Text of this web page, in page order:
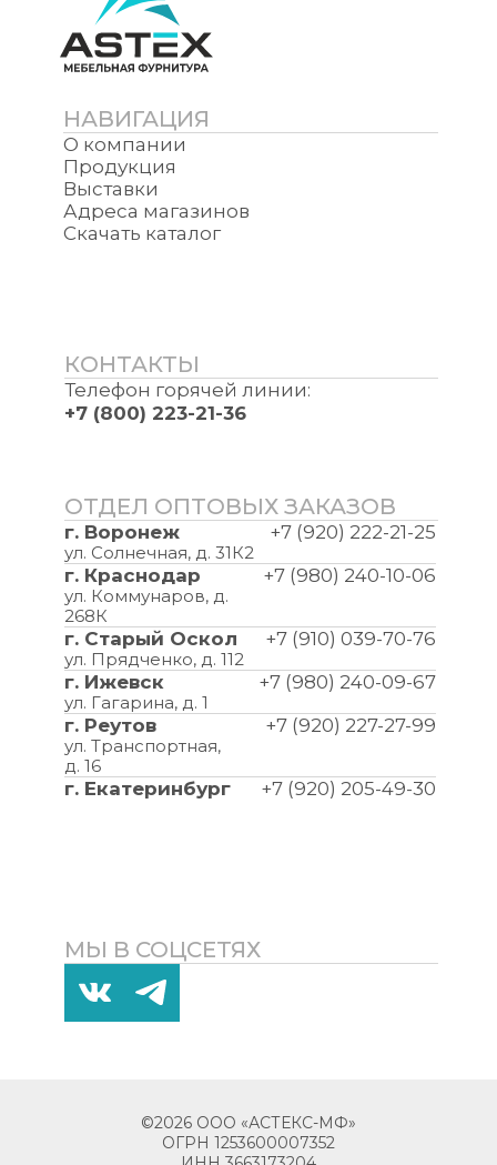
©2026 ООО «АСТЕКС-МФ»
ОГРН 1253600007352
НАВИГАЦИЯ
О компании
Продукция
Выставки
Адреса магазинов
Скачать каталог
КОНТАКТЫ
Телефон горячей линии:
+7 (800) 223-21-36
МЫ В СОЦСЕТЯХ
ОТДЕЛ ОПТОВЫХ ЗАКАЗОВ
г. Воронеж
ул. Солнечная, д. 31К2
+7 (920) 222-21-25
г. Краснодар
ул. Коммунаров, д.
268К
+7 (980) 240-10-06
г. Старый Оскол
ул. Прядченко, д. 112
+7 (910) 039-70-76
г. Ижевск
ул. Гагарина, д. 1
+7 (980) 240-09-67
г. Реутов
ул. Транспортная,
д. 16
+7 (920) 227-27-99
г. Екатеринбург +7 (920) 205-49-30